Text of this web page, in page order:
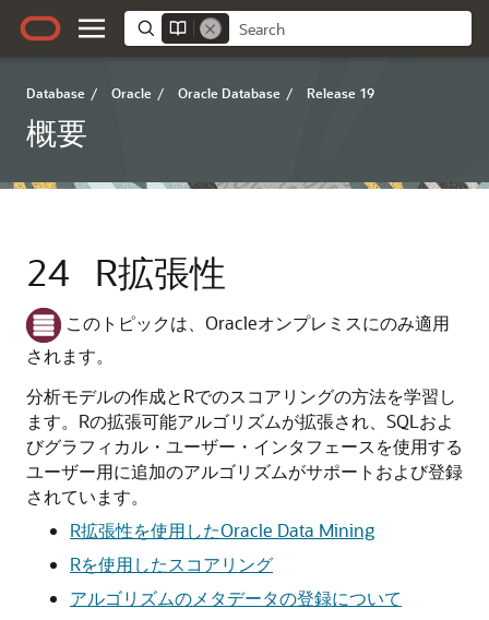
Database / Oracle / Oracle Database / Release 19
概要
24 R拡張性
このトピックは、Oracleオンプレミスにのみ適用
されます。
分析モデルの作成とRでのスコアリングの方法を学習し
ます。Rの拡張可能アルゴリズムが拡張され、SQLおよ
びグラフィカル・ユーザー・インタフェースを使用する
ユーザー用に追加のアルゴリズムがサポートおよび登録
されています。
R拡張性を使用したOracle Data Mining
Rを使用したスコアリング
アルゴリズムのメタデータの登録について